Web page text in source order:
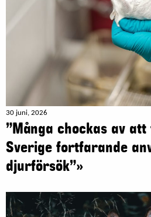
30 juni, 2026
”Många chockas av
Sverige fortfarande
djurförsök”»